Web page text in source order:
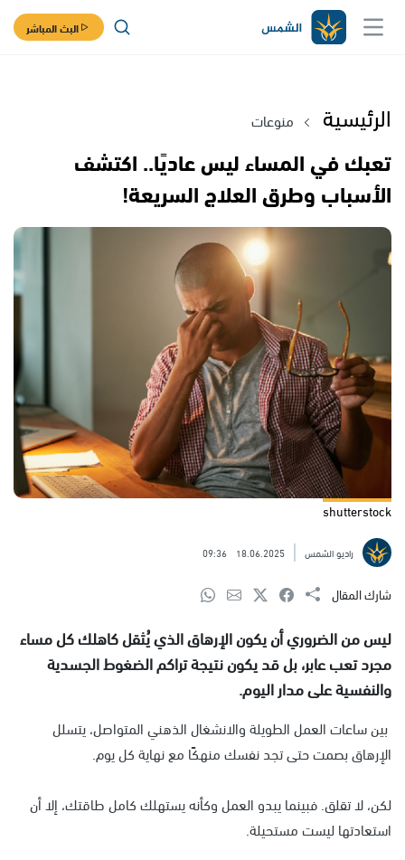
البث المباشر
الرئيسية منوعات
تعبك في المساء ليس عاديًا.. اكتشف
الأسباب وطرق العلاج السريعة!
shutterstock
راديو الشمس 18.06.2025
09:36
شارك المقال
ليس من الضروري أن يكون الإرهاق الذي يُثقل كاهلك كل مساء
مجرد تعب عابر، بل قد يكون نتيجة تراكم الضغوط الجسدية
والنفسية على مدار اليوم.
بين ساعات العمل الطويلة والانشغال الذهني المتواصل، يتسلل
الإرهاق بصمت حتى تجد نفسك منهكًا مع نهاية كل يوم.
لكن، لا تقلق. فبينما يبدو العمل وكأنه يستهلك كامل طاقتك، إلا أن
استعادتها ليست مستحيلة.